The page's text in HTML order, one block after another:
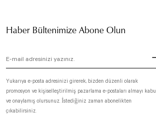
Haber Bültenimize Abone Olun
Yukarıya e-posta adresinizi girerek, bizden düzenli olarak
promosyon ve kişiselleştirilmiş pazarlama e-postaları almayı kabul
ve onaylamış olursunuz. İstediğiniz zaman abonelikten
çıkabilirsiniz.